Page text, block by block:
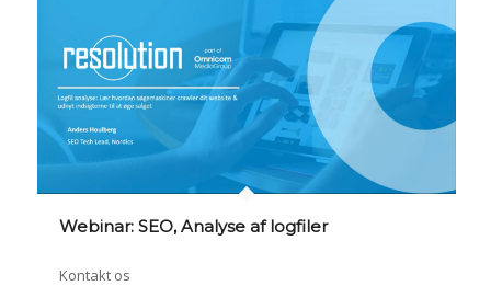
Webinar: SEO, Analyse af logfiler
Kontakt os